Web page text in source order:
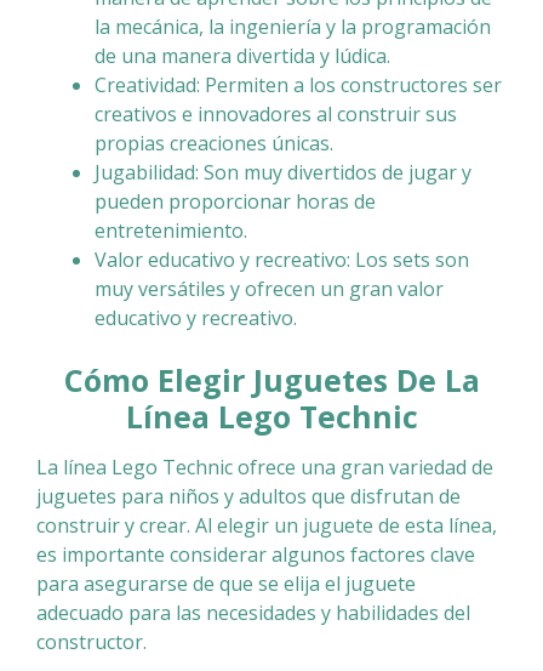
la mecánica, la ingeniería y la programación
de una manera divertida y lúdica.
Creatividad: Permiten a los constructores ser
creativos e innovadores al construir sus
propias creaciones únicas.
Jugabilidad: Son muy divertidos de jugar y
pueden proporcionar horas de
entretenimiento.
Valor educativo y recreativo: Los sets son
muy versátiles y ofrecen un gran valor
educativo y recreativo.
Cómo Elegir Juguetes De La
Línea Lego Technic
La línea Lego Technic ofrece una gran variedad de
juguetes para niños y adultos que disfrutan de
construir y crear. Al elegir un juguete de esta línea,
es importante considerar algunos factores clave
para asegurarse de que se elija el juguete
adecuado para las necesidades y habilidades del
constructor.